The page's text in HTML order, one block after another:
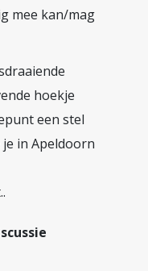
mee kan/mag
hoekje
een stel
in Apeldoorn